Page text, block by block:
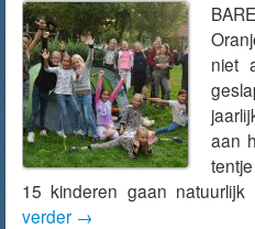
niet
aan
15 kinderen gaan
verder →